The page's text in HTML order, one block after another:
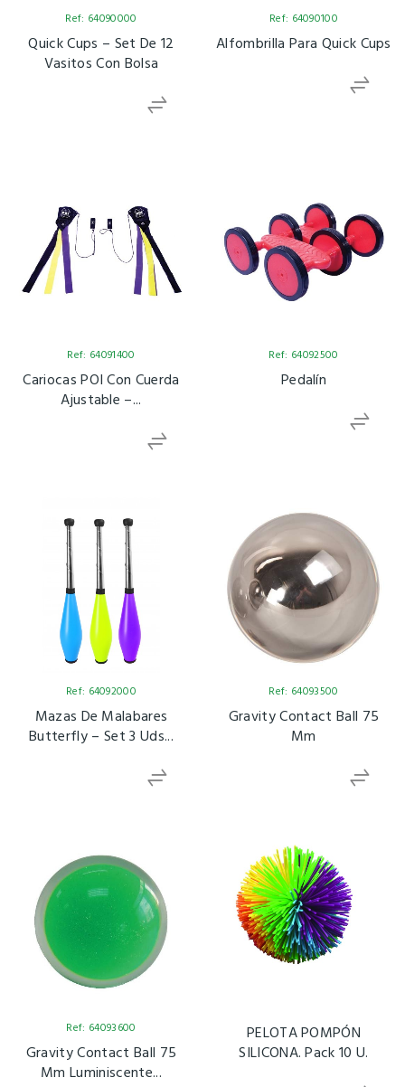
Ref: 64090000
Quick Cups – Set De 12
Vasitos Con Bolsa
Ref: 64090100
Alfombrilla Para Quick Cups
Ref: 64091400
Cariocas POI Con Cuerda
Ajustable –...
Ref: 64092500
Pedalín
Ref: 64092000
Mazas De Malabares
Butterfly – Set 3 Uds...
Ref: 64093500
Gravity Contact Ball 75
Mm
Ref: 64093600
Gravity Contact Ball 75
Mm Luminiscente...
PELOTA POMPÓN
SILICONA. Pack 10 U.